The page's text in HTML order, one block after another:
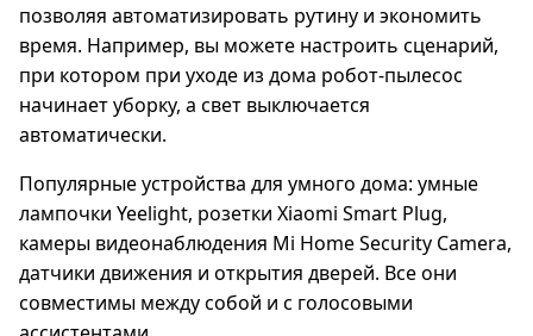
позволяя автоматизировать рутину и экономить
время. Например, вы можете настроить сценарий,
при котором при уходе из дома робот-пылесос
начинает уборку, а свет выключается
автоматически.
Популярные устройства для умного дома: умные
лампочки Yeelight, розетки Xiaomi Smart Plug,
камеры видеонаблюдения Mi Home Security Camera,
датчики движения и открытия дверей. Все они
совместимы между собой и с голосовыми